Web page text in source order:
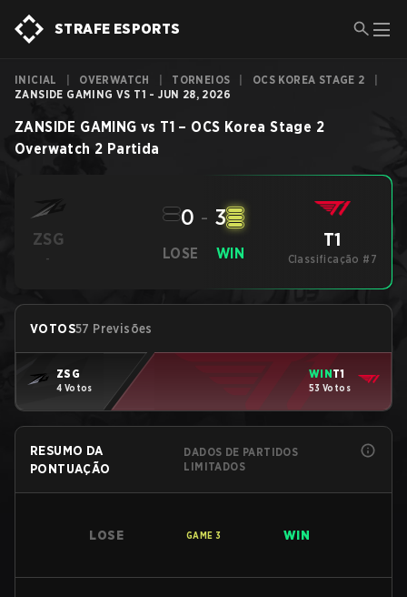
STRAFE ESPORTS
INICIAL OVERWATCH TORNEIOS OCS KOREA STAGE 2
ZANSIDE GAMING VS T1 - JUN 28, 2026
ZANSIDE GAMING vs T1 – OCS Korea Stage 2
Overwatch 2 Partida
ZSG
- LOSE
0 - 3
WIN
T1
Classificação #7
VOTOS57 Previsões
ZSG
4 Votos
WINT1
53 Votos
RESUMO DA
PONTUAÇÃO
DADOS DE PARTIDOS
LIMITADOS
LOSE GAME 3 WIN